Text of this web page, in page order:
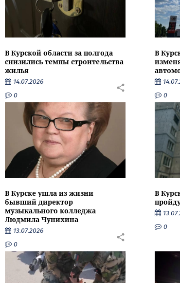
В Курской области за полгода
снизились темпы строительства
жилья
14.07.2026
0
В
0
В Курске ушла из жизни
бывший директор
музыкального колледжа
Людмила Чунихина
13.07.2026
0
В
0